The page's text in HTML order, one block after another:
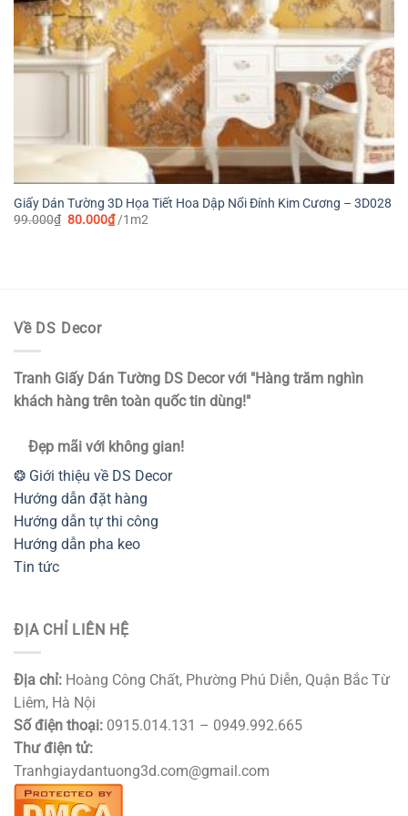
Giấy Dán Tường 3D Họa Tiết Hoa Dập Nổi Đính Kim Cương – 3D028
99.000₫ Giá
80.000₫Giá
hiện
/1m2
Về DS Decor
Tranh Giấy Dán Tường DS Decor với "Hàng trăm nghìn
khách hàng trên toàn quốc tin dùng!"
Đẹp mãi với không gian!
❂ Giới thiệu về DS Decor
Hướng dẫn đặt hàng
Hướng dẫn tự thi công
Hướng dẫn pha keo
Tin tức
ĐỊA CHỈ LIÊN HỆ
Địa chỉ: Hoàng Công Chất, Phường Phú Diễn, Quận Bắc Từ
Liêm, Hà Nội
Số điện thoại: 0915.014.131 – 0949.992.665
Thư điện tử:
Tranhgiaydantuong3d.com@gmail.com